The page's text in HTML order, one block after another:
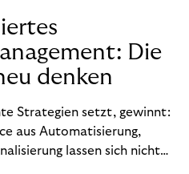
Die
denken
Strategien setzt, gewinnt:
aus Automatisierung,
lassen sich nicht